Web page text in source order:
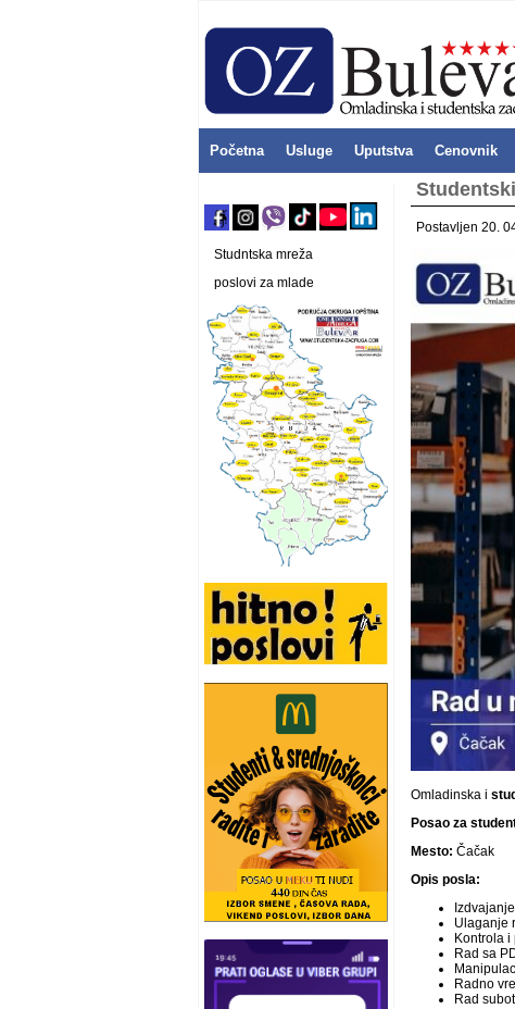
Početna Usluge Uputstva Cenovnik
Studntska mreža
poslovi za mlade
Postavljen 20.
Omladinska i
Posao za
Mesto: Čačak
Opis posla:
Ulaganje
Kontrola
Rad sa
Radno
Rad